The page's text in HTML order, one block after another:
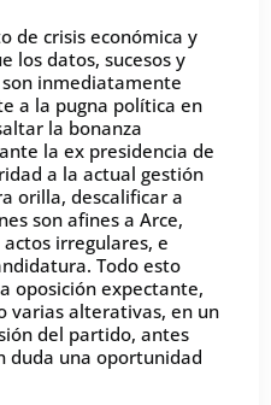
de crisis económica y
los datos, sucesos y
inmediatamente
a la pugna política en
la bonanza
la ex presidencia de
a la actual gestión
orilla, descalificar a
son afines a Arce,
irregulares, e
Todo esto
oposición expectante,
varias alterativas, en un
del partido, antes
duda una oportunidad